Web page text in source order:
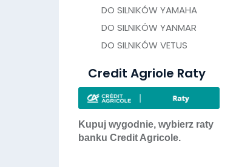
DO SILNIKÓW YAMAHA
DO SILNIKÓW YANMAR
DO SILNIKÓW VETUS
Credit Agriole Raty
Kupuj wygodnie, wybierz raty
banku Credit Agricole.